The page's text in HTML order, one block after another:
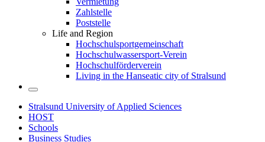
Zahlstelle
Poststelle
Life and Region
Hochschulsportgemeinschaft
Hochschulwassersport-Verein
Hochschulförderverein
Living in the Hanseatic city of Stralsund
Stralsund University of Applied Sciences
HOST
Schools
Business Studies